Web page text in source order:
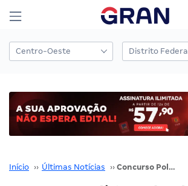
Início ›› Últimas Notícias ›› Concurso Polícia Federal: Bolsonaro reforça autorização! VEJA